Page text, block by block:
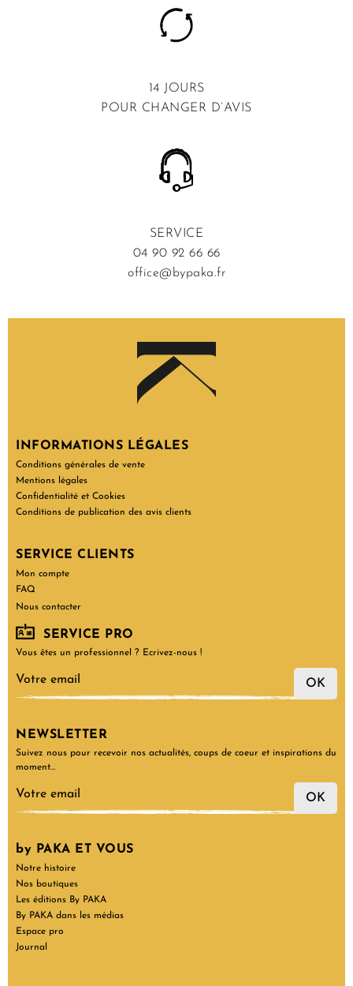
14 JOURS
POUR CHANGER D’AVIS
SERVICE
04 90 92 66 66
office@bypaka.fr
INFORMATIONS LÉGALES
Conditions générales de vente
Mentions légales
Confidentialité et Cookies
Conditions de publication des avis clients
SERVICE CLIENTS
Mon compte
FAQ
Nous contacter
SERVICE PRO
Vous êtes un professionnel ? Ecrivez-nous !
OK
NEWSLETTER
Suivez nous pour recevoir nos actualités, coups de coeur et inspirations du
moment…
OK
by PAKA ET VOUS
Notre histoire
Nos boutiques
Les éditions By PAKA
By PAKA dans les médias
Espace pro
Journal